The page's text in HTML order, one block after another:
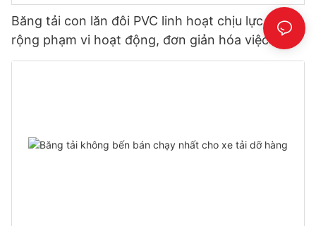
Băng tải con lăn đôi PVC linh hoạt chịu lực – Mở
rộng phạm vi hoạt động, đơn giản hóa việc dỡ
hàng